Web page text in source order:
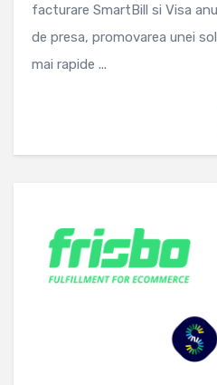
facturare SmartBill si Visa
de presa, promovarea unei
mai rapide ...